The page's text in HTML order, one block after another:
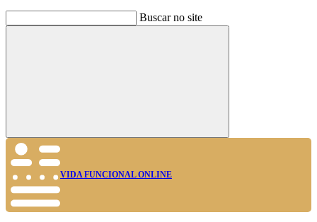
Buscar no site
Buscar
VIDA FUNCIONAL ONLINE